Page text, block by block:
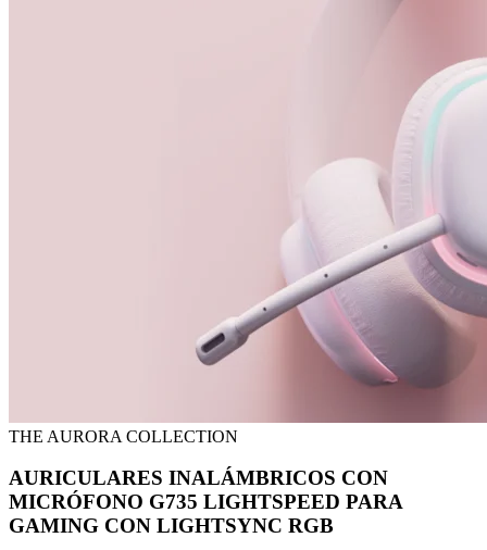
THE AURORA COLLECTION
AURICULARES INALÁMBRICOS CON
MICRÓFONO G735 LIGHTSPEED PARA
GAMING CON LIGHTSYNC RGB